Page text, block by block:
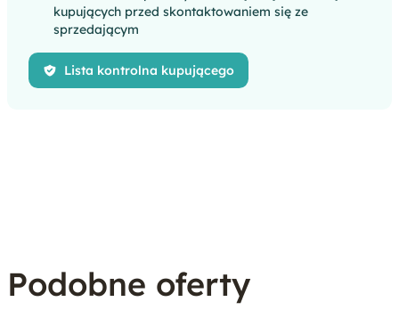
kupujących przed skontaktowaniem się ze
sprzedającym
Lista kontrolna kupującego
Podobne oferty